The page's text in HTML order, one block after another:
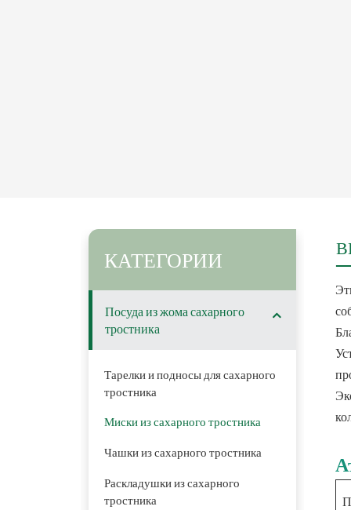
КАТЕГОРИИ
Посуда из жома сахарного
тростника
Тарелки и подносы для сахарного
тростника
Миски из сахарного тростника
Чашки из сахарного тростника
Раскладушки из сахарного
тростника